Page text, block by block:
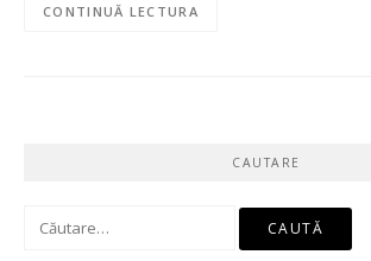
CONTINUĂ LECTURA
CAUTARE
Caută